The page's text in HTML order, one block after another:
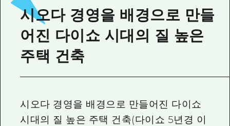
사진 다운로드
재해가 발생했을 때의 교통 정보
관광 안내 책자
시오다 경영을 배경으로 만들
어진 다이쇼 시대의 질 높은
주택 건축
시오다 경영을 배경으로 만들어진 다이쇼
시대의 질 높은 주택 건축(다이쇼 5년경 이